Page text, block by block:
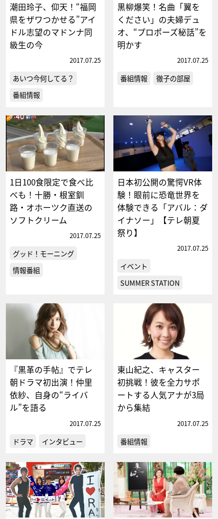
潮田玲子、仰天！“福岡
県をザワつかせる”アイ
ドル志望のマドンナ同
級生の今
2017.07.25
あいつ今何してる？
番組情報
黒柳爆笑！名曲「翼を
ください」の夫婦デュ
オ、“プロポーズ秘話”を
明かす
2017.07.25
番組情報 徹子の部屋
1日100食限定で食べ比
べも！十勝・根室釧
路・オホーツク直送の
ソフトクリーム
2017.07.25
グッド！モーニング
情報番組
日本初公開の驚愕VR体
験！眼前に恐竜世界を
体験できる「アバル：ダ
イナソー」【テレ朝夏
祭り】
2017.07.25
イベント
SUMMER STATION
『黒革の手帖』でテレ
朝ドラマ初出演！仲里
依紗、自身の“ライバ
ル”を語る
2017.07.25
ドラマ インタビュー
東山紀之、キャスター
初挑戦！彼を全力サポ
ートする人気アナが3局
から集結
2017.07.25
番組情報